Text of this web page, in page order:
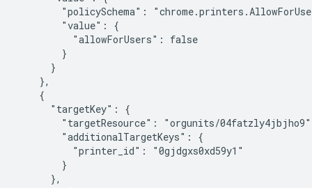
"policySchema":
        "value": {
          "allowForUsers": false
        }
      }
    },
    {
      "targetKey": {
"targetResource": "orgunits/
        "additionalTargetKeys": {
          "printer_id": "0gjdgxs0xd59y1"
        }
      },